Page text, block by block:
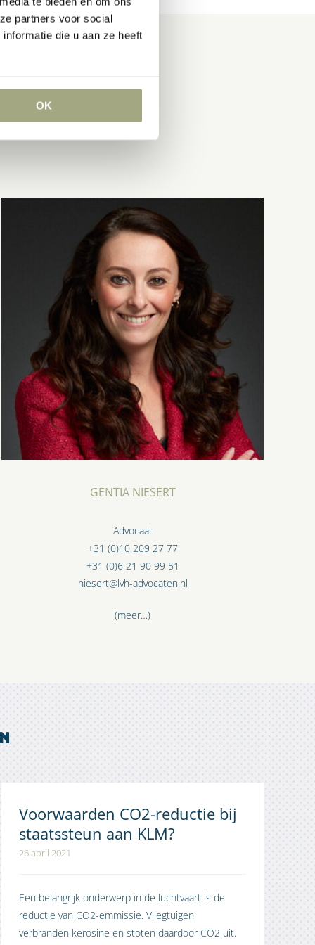
partners voor social
die u aan ze heeft
OK
GENTIA NIESERT
Advocaat
+31 (0)10 209 27 77
+31 (0)6 21 90 99 51
niesert@lvh-advocaten.nl
(meer…)
Voorwaarden CO2-reductie bij
staatssteun aan KLM?
26 april 2021
Een belangrijk onderwerp in de luchtvaart is de
reductie van CO2-emmissie. Vliegtuigen
verbranden kerosine en stoten daardoor CO2 uit.